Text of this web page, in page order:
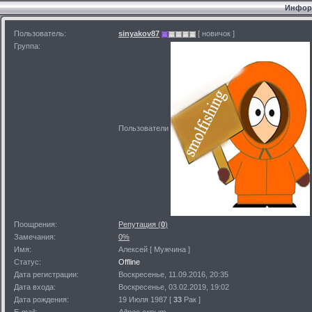
Пользователь: sinyakov87
[ новичок ]
Группа:
Пользователи
Поощрения: Репутация (0)
Замечания:
0%
Имя:
Алексей [ Мужчина ]
Статус:
Offline
Дата регистрации:
Воскресенье, 11.09.2016, 20:35
Дата входа:
Воскресенье, 03.02.2019, 19:02
Дата рождения:
19 Июля 1987 [ 33 Рак ]